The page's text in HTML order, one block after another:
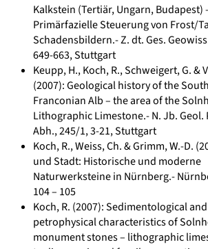
Kalkstein (Tertiär, Ungarn, Budapest)
Primärfazielle Steuerung von Frost/
Schadensbildern.- Z. dt. Ges.
649-663, Stuttgart
Keupp, H., Koch, R., Schweigert, G. &
(2007): Geological history of the
Franconian Alb – the area of the
Lithographic Limestone.- N. Jb. Geol.
Abh., 245/1, 3-21, Stuttgart
Koch, R., Weiss, Ch. & Grimm, W.-D.
und Stadt: Historische und moderne
Naturwerksteine in Nürnberg.-
104 – 105
Koch, R. (2007): Sedimentological and
petrophysical characteristics of
monument stones – lithographic